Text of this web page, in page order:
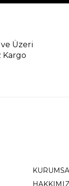
Üzeri
Kargo